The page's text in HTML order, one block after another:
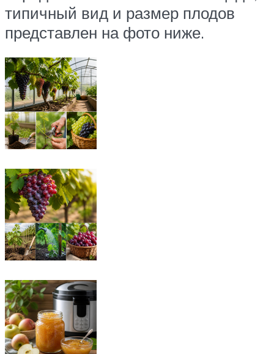
типичный вид и размер плодов
представлен на фото ниже.